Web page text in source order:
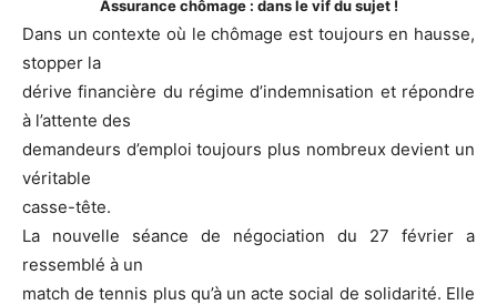
Assurance chômage : dans le vif du sujet !
Dans un contexte où le chômage est toujours en hausse,
stopper la
dérive financière du régime d’indemnisation et répondre
à l’attente des
demandeurs d’emploi toujours plus nombreux devient un
véritable
casse-tête.
La nouvelle séance de négociation du 27 février a
ressemblé à un
match de tennis plus qu’à un acte social de solidarité. Elle